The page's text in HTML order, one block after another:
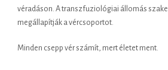
véradáson. A transzfuziológiai állomás
megállapítják a vércsoportot.
Minden csepp vér számít, mert életet ment.